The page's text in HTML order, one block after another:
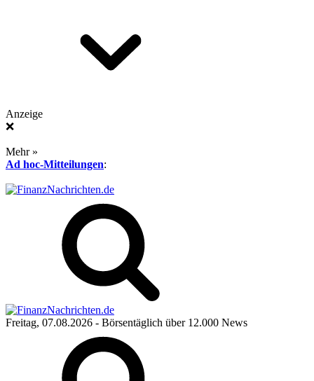
Anzeige
❌
Mehr »
Ad hoc-Mitteilungen:
Freitag, 07.08.2026 - Börsentäglich über 12.000 News